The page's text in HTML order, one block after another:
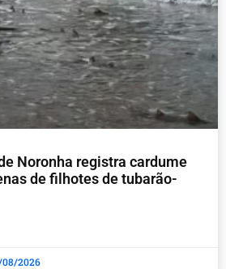
Noronha registra cardume
de filhotes de tubarão-
08/2026